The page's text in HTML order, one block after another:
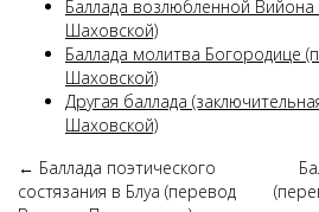
Баллада возлюбленной
Шаховской)
Баллада молитва Богородице
Шаховской)
Другая баллада
Шаховской)
← Баллада поэтического
состязания в Блуа (перевод